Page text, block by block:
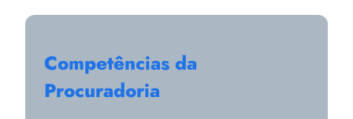
Competências da
Procuradoria